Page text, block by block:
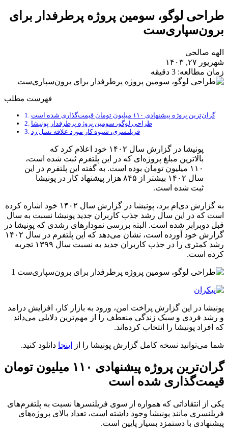
طراحی لوگو، سومین پروژه پرطرفدار برای
برون‌سپاری‌ست
الهه صالحی
شهریور ۲۷, ۱۴۰۳
زمان مطالعه: 3 دقیقه
فهرست مطلب
گران‌ترین پروژه پیشنهادی ۱۱۰ میلیون تومان قیمت‌گذاری شده است
طراحی لوگو، سومین پروژه پرطرفدار پونیشا
فریلنسری، شیوه کار مورد علاقه نسل زد
پونیشا در گزارش سال ۱۴۰۲ خود اعلام کرد که
بالاترین مبلغ پروژه‌ای که در این پلتفرم ثبت شده است،
۱۱۰ میلیون تومان بوده است. به گفته این پلتفرم در این
سال ۱۴۰۲ بیشتر از ۸۴۵ هزار پیشنهاد کار در پونیشا
ثبت شده است.
به گزارش دی‌ام برد، پونیشا در گزارش سال ۱۴۰۲ خود اشاره کرده
است که در این سال رشد جذب کاربران جدید پونیشا نسبت به سال
قبل دوبرابر شده است. البته بررسی نمودارهای رشدی که پونیشا در
گزارش خود آورده است، نشان می‌دهد که این پلتفرم در سال ۱۴۰۲
رشد کمتری را در جذب کاربران جدید به نسبت سال ۱۳۹۹ تجربه
کرده است.
پونیشا در این گزارش پراخت امن، ورود به بازار کار، افزایش درامد
و رشد فردی و سبک زندگی منعطف را از مهم‌ترین دلایلی می‌داند
که افراد پونیشا را انتخاب کرده‌اند.
شما می‌توانید نسخه کامل گزارش پونیشا را از اینجا دانلود کنید.
گران‌ترین پروژه پیشنهادی ۱۱۰ میلیون تومان
قیمت‌گذاری شده است
یکی از انتقاداتی که همواره از سوی فریلنسرها نسبت به پلتفرم‌های
فریلنسری مانند پونیشا وجود داشته است، تعداد بالای پروژه‌های
پیشنهادی با دستمزد بسیار پایین است.